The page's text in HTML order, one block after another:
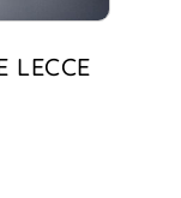
LECCE